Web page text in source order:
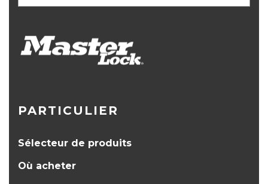
PARTICULIER
Sélecteur de produits
Où acheter